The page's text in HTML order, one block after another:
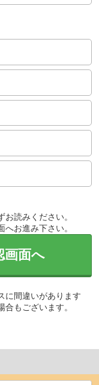
お読みください。
お進み下さい。
画面へ
に間違いがあります
もございます。